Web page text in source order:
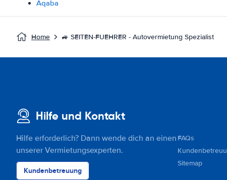
Aqaba
Home 🚙 SEITEN-FUEHRER - Autovermietung Spezialist
Hilfe und Kontakt
Hilfe erforderlich? Dann wende dich an einen
unserer Vermietungsexperten.
Kundenbetreuung
FAQs
Sitemap